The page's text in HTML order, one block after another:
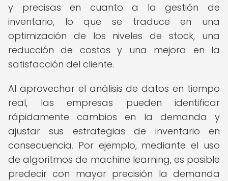
y precisas en cuanto a la gestión de
inventario, lo que se traduce en una
optimización de los niveles de stock, una
reducción de costos y una mejora en la
satisfacción del cliente.
Al aprovechar el análisis de datos en tiempo
real, las empresas pueden identificar
rápidamente cambios en la demanda y
ajustar sus estrategias de inventario en
consecuencia. Por ejemplo, mediante el uso
de algoritmos de machine learning, es posible
predecir con mayor precisión la demanda